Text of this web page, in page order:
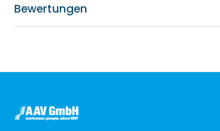
Bewertungen